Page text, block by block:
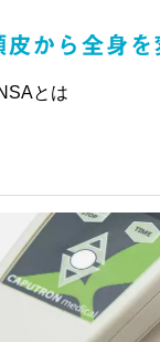
皮から全身
とは